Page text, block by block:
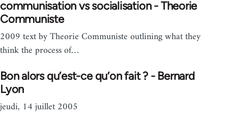
communisation vs socialisation - Theorie
Communiste
2009 text by Theorie Communiste outlining what they
think the process of…
Bon alors qu’est-ce qu’on fait ? - Bernard
Lyon
jeudi, 14 juillet 2005